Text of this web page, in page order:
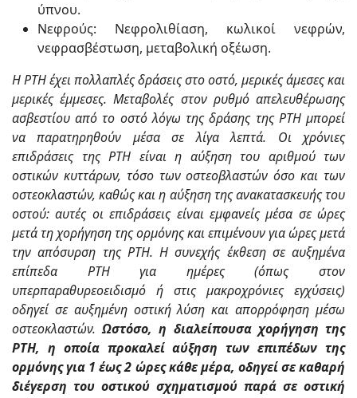
ύπνου.
Νεφρούς: Νεφρολιθίαση, κωλικοί νεφρών,
νεφρασβέστωση, μεταβολική οξέωση.
Η ΡΤΗ έχει πολλαπλές δράσεις στο οστό, μερικές άμεσες και
μερικές έμμεσες. Μεταβολές στον ρυθμό απελευθέρωσης
ασβεστίου από το οστό λόγω της δράσης της ΡΤΗ μπορεί
να παρατηρηθούν μέσα σε λίγα λεπτά. Οι χρόνιες
επιδράσεις της ΡΤΗ είναι η αύξηση του αριθμού των
οστικών κυττάρων, τόσο των οστεοβλαστών όσο και των
οστεοκλαστών, καθώς και η αύξηση της ανακατασκευής του
οστού: αυτές οι επιδράσεις είναι εμφανείς μέσα σε ώρες
μετά τη χορήγηση της ορμόνης και επιμένουν για ώρες μετά
την απόσυρση της ΡΤΗ. Η συνεχής έκθεση σε αυξημένα
επίπεδα ΡΤΗ για ημέρες (όπως στον
υπερπαραθυρεοειδισμό ή στις μακροχρόνιες εγχύσεις)
οδηγεί σε αυξημένη οστική λύση και απορρόφηση μέσω
οστεοκλαστών.Ωστόσο, η διαλείπουσα χορήγηση της
ΡΤΗ, η οποία προκαλεί αύξηση των επιπέδων της
ορμόνης για 1 έως 2 ώρες κάθε μέρα, οδηγεί σε καθαρή
διέγερση του οστικού σχηματισμού παρά σε οστική